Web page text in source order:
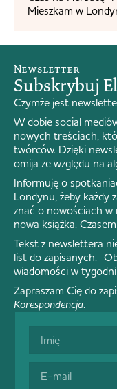
Mieszkam w
Newsletter
Subskrybuj
Czymże jest
W dobie social
nowych treściach,
twórców. Dzięki
omija ze względu na
Informuję o
Londynu, żeby każdy
znać o nowościach w
nowa książka.
Tekst z newslettera
list do zapisanych.
wiadomości w
Zapraszam Cię do
Korespondencja.